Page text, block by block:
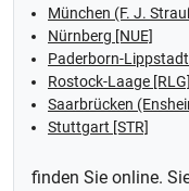
München (F. J.
Nürnberg [NUE]
Paderborn-Lippstadt
Rostock-Laage [RLG]
Saarbrücken
Stuttgart [STR]
finden Sie online.